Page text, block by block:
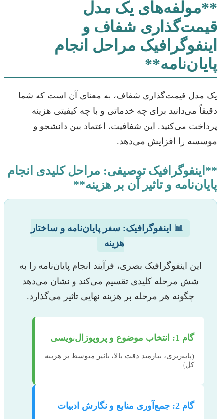
**مولفه‌های یک مدل
قیمت‌گذاری شفاف و
اینفوگرافیک مراحل انجام
پایان‌نامه**
یک مدل قیمت‌گذاری شفاف، به معنای آن است که شما
دقیقاً می‌دانید برای چه خدماتی و با چه کیفیتی هزینه
پرداخت می‌کنید. این شفافیت، اعتماد بین دانشجو و
موسسه را افزایش می‌دهد.
**اینفوگرافیک توصیفی: مراحل کلیدی انجام
پایان‌نامه و تاثیر آن بر هزینه**
📊 اینفوگرافیک: سفر پایان‌نامه و ساختار
هزینه
این اینفوگرافیک بصری، فرآیند انجام پایان‌نامه را به
شش مرحله کلیدی تقسیم می‌کند و نشان می‌دهد
چگونه هر مرحله بر هزینه نهایی تاثیر می‌گذارد.
گام 1: انتخاب موضوع و پروپوزال‌نویسی
(پایه‌ریزی، نیازمند دقت بالا، تاثیر متوسط بر هزینه
کل)
گام 2: جمع‌آوری منابع و نگارش ادبیات